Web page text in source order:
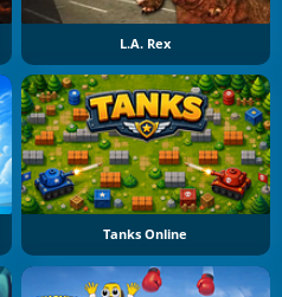
L.A. Rex
Tanks Online